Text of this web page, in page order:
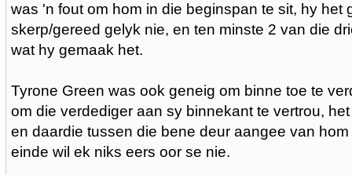
was 'n fout om hom in die beginspan te sit, hy het
skerp/gereed gelyk nie, en ten minste 2 van die
wat hy gemaak het.
Tyrone Green was ook geneig om binne toe te
om die verdediger aan sy binnekant te vertrou,
en daardie tussen die bene deur aangee van
einde wil ek niks eers oor se nie.